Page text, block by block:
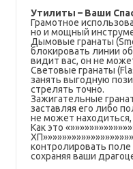
Утилиты – Ваши
Грамотное
но и мощный
Дымовые гранаты
блокировать линии
видит вас, он не
Световые гранаты
занять выгодную
стрелять точно.
Зажигательные
заставляя его либо
не может
Как это
контролировать
сохраняя ваши